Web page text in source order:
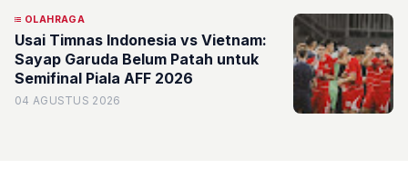
OLAHRAGA
Usai Timnas Indonesia vs Vietnam:
Sayap Garuda Belum Patah untuk
Semifinal Piala AFF 2026
04 AGUSTUS 2026